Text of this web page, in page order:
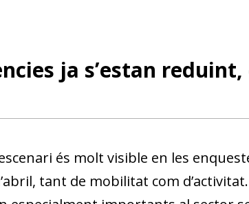
ja s’estan
és molt visible en les
tant de mobilitat com